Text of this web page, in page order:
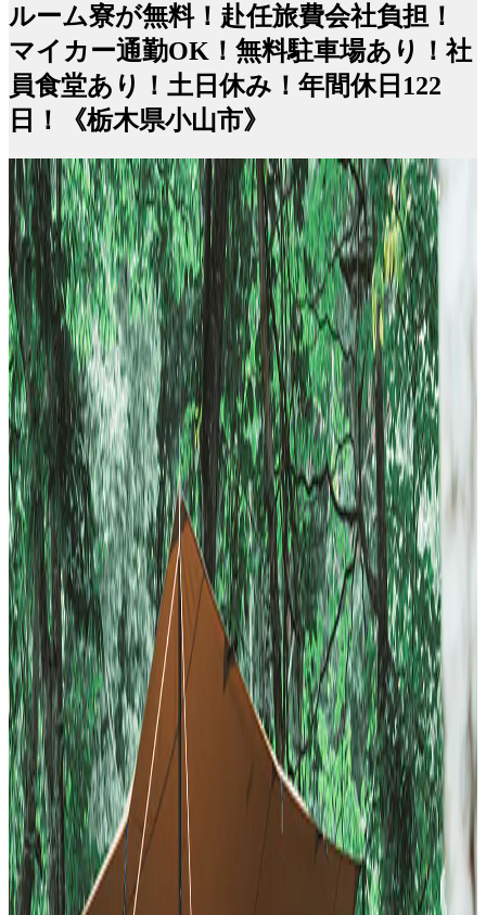
ルーム寮が無料！赴任旅費会社負担！
マイカー通勤OK！無料駐車場あり！社
員食堂あり！土日休み！年間休日122
日！《栃木県小山市》